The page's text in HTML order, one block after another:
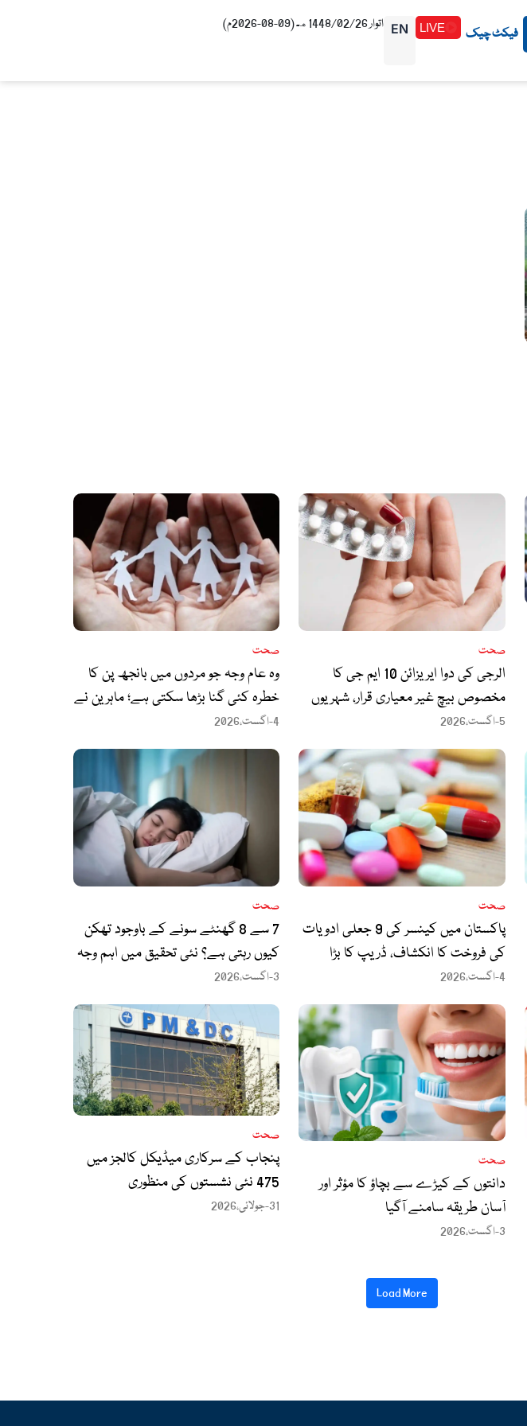
فیکٹ چیک LIVE
EN اتوار 1448/02/26هـ (09-08-2026م)
صحت
الرجی کی دوا ایریزائن 10 ایم جی کا
مخصوص بیچ غیر معیاری قرار، شہریوں
کیلئے الرٹ جاری
5-اگست،2026
صحت
وہ عام وجہ جو مردوں میں بانجھ پن کا
خطرہ کئی گنا بڑھا سکتی ہے؛ ماہرین نے
خبردار کردیا
4-اگست،2026
صحت
پاکستان میں کینسر کی 9 جعلی ادویات
کی فروخت کا انکشاف، ڈریپ کا بڑا
ایکشن
4-اگست،2026
صحت
7 سے 8 گھنٹے سونے کے باوجود تھکن
کیوں رہتی ہے؟ نئی تحقیق میں اہم وجہ
سامنے آگئی
3-اگست،2026
صحت
دانتوں کے کیڑے سے بچاؤ کا مؤثر اور
آسان طریقہ سامنے آگیا
3-اگست،2026
صحت
پنجاب کے سرکاری میڈیکل کالجز میں
475 نئی نشستوں کی منظوری
31-جولائی،2026
Load More